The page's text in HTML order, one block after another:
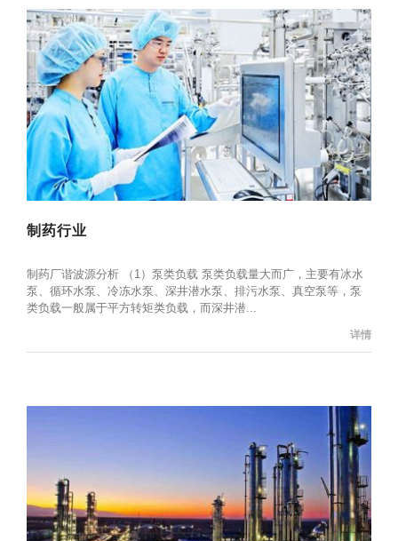
制药行业
制药厂谐波源分析 （1）泵类负载 泵类负载量大而广，主要有冰水
泵、循环水泵、冷冻水泵、深井潜水泵、排污水泵、真空泵等，泵
类负载一般属于平方转矩类负载，而深井潜...
详情